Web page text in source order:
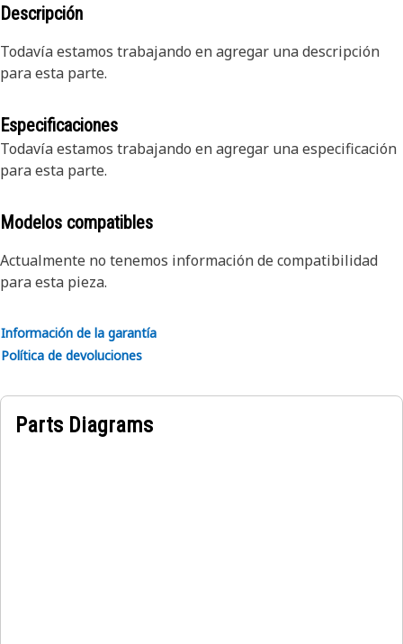
Descripción
Todavía estamos trabajando en agregar una descripción
para esta parte.
Especificaciones
Todavía estamos trabajando en agregar una especificación
para esta parte.
Modelos compatibles
Actualmente no tenemos información de compatibilidad
para esta pieza.
Información de la garantía
Política de devoluciones
Parts Diagrams